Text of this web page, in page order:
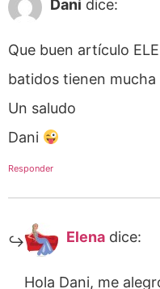
Dani dice:
Que buen artículo
batidos tienen
Un saludo
Dani
Responder
Elena dice:
Hola Dani, me